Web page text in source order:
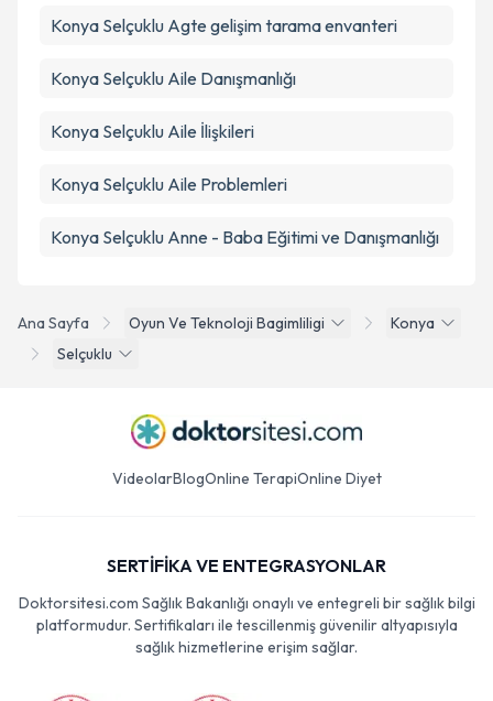
Ana Sayfa Oyun Ve Teknoloji Bagimliligi
Konya
Selçuklu
Konya Selçuklu Agte gelişim tarama envanteri
Konya Selçuklu Aile Danışmanlığı
Konya Selçuklu Aile İlişkileri
Konya Selçuklu Aile Problemleri
Konya Selçuklu Anne - Baba Eğitimi ve Danışmanlığı
VideolarBlogOnline TerapiOnline Diyet
SERTİFİKA VE ENTEGRASYONLAR
Doktorsitesi.com Sağlık Bakanlığı onaylı ve entegreli bir sağlık bilgi
platformudur. Sertifikaları ile tescillenmiş güvenilir altyapısıyla
sağlık hizmetlerine erişim sağlar.